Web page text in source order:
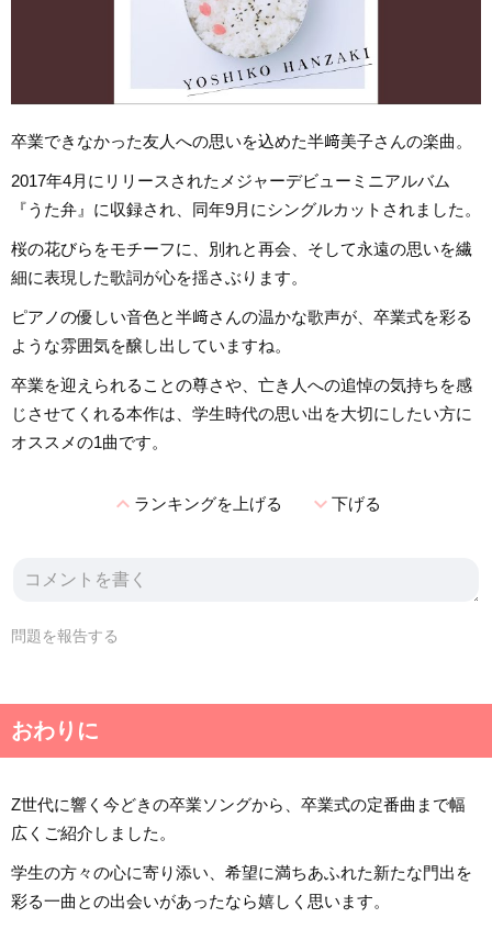
卒業できなかった友人への思いを込めた半﨑美子さんの楽曲。
2017年4月にリリースされたメジャーデビューミニアルバム
『うた弁』に収録され、同年9月にシングルカットされました。
桜の花びらをモチーフに、別れと再会、そして永遠の思いを繊
細に表現した歌詞が心を揺さぶります。
ピアノの優しい音色と半﨑さんの温かな歌声が、卒業式を彩る
ような雰囲気を醸し出していますね。
卒業を迎えられることの尊さや、亡き人への追悼の気持ちを感
じさせてくれる本作は、学生時代の思い出を大切にしたい方に
オススメの1曲です。
expand_lessランキングを上げる expand_more下げる
問題を報告する
おわりに
Z世代に響く今どきの卒業ソングから、卒業式の定番曲まで幅
広くご紹介しました。
学生の方々の心に寄り添い、希望に満ちあふれた新たな門出を
彩る一曲との出会いがあったなら嬉しく思います。